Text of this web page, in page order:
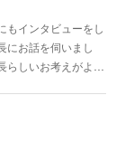
もインタビューをし
にお話を伺いまし
らしいお考えがよ…